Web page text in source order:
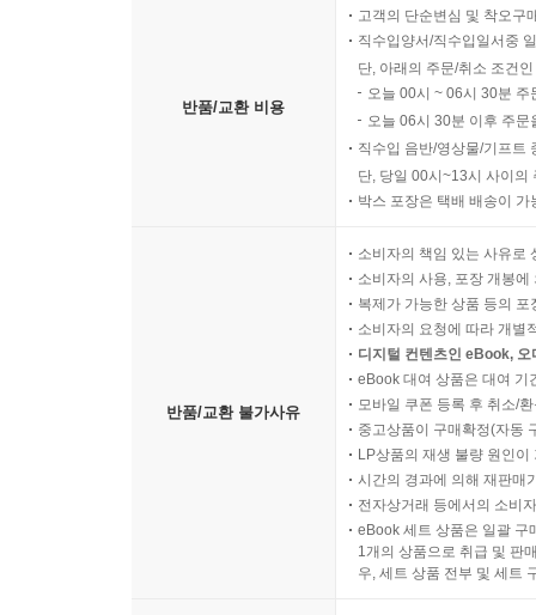
반품/교환 비용
고객의 단순변심 및 착오구
직수입양서/직수입일서중
단, 아래의 주문/취소 조건
오늘 00시 ~ 06시 30분
오늘 06시 30분 이후 주
직수입 음반/영상물/기프트
단, 당일 00시~13시 사이의
박스 포장은 택배 배송이
반품/교환 불가사유
소비자의 책임 있는 사유로
소비자의 사용, 포장 개봉
복제가 가능한 상품 등의
소비자의 요청에 따라 개별
디지털 컨텐츠인 eBook,
eBook 대여 상품은 대여 기
모바일 쿠폰 등록 후 취소/
중고상품이 구매확정(자동
LP상품의 재생 불량 원인
시간의 경과에 의해 재판매
전자상거래 등에서의 소비
eBook 세트 상품은 일괄 구
1개의 상품으로 취급 및 판
우, 세트 상품 전부 및 세트